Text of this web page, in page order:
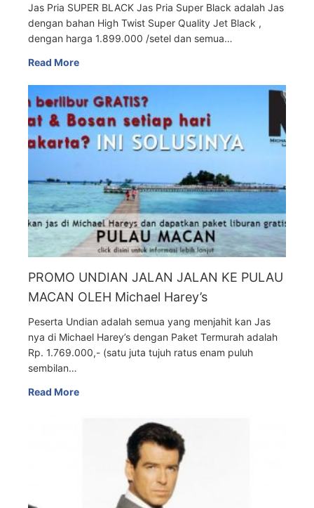
Jas Pria SUPER BLACK Jas Pria Super Black adalah Jas
dengan bahan High Twist Super Quality Jet Black ,
dengan harga 1.899.000 /setel dan semua…
Read More
PROMO UNDIAN JALAN JALAN KE PULAU
MACAN OLEH Michael Harey’s
Peserta Undian adalah semua yang menjahit kan Jas
nya di Michael Harey’s dengan Paket Termurah adalah
Rp. 1.769.000,- (satu juta tujuh ratus enam puluh
sembilan…
Read More